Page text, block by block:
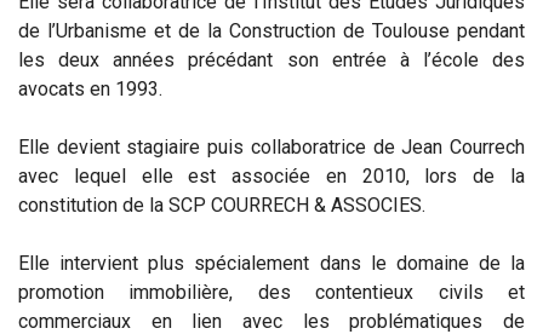
de l’Urbanisme et de la Construction de Toulouse pendant
les deux années précédant son entrée à l’école des
avocats en 1993.
Elle devient stagiaire puis collaboratrice de Jean Courrech
avec lequel elle est associée en 2010, lors de la
constitution de la SCP COURRECH & ASSOCIES.
Elle intervient plus spécialement dans le domaine de la
promotion immobilière, des contentieux civils et
commerciaux en lien avec les problématiques de